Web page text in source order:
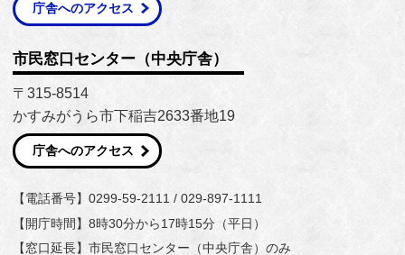
庁舎へのアクセス
市民窓口センター（中央庁舎）
〒315-8514
かすみがうら市下稲吉2633番地19
庁舎へのアクセス
【電話番号】0299-59-2111 / 029-897-1111
【開庁時間】8時30分から17時15分（平日）
【窓口延長】市民窓口センター（中央庁舎）のみ